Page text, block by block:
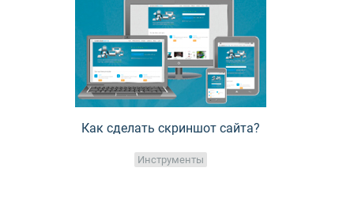
Как сделать скриншот сайта?
Инструменты